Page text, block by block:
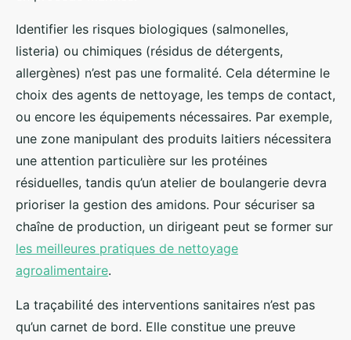
Identifier les risques biologiques (salmonelles,
listeria) ou chimiques (résidus de détergents,
allergènes) n’est pas une formalité. Cela détermine le
choix des agents de nettoyage, les temps de contact,
ou encore les équipements nécessaires. Par exemple,
une zone manipulant des produits laitiers nécessitera
une attention particulière sur les protéines
résiduelles, tandis qu’un atelier de boulangerie devra
prioriser la gestion des amidons. Pour sécuriser sa
chaîne de production, un dirigeant peut se former sur
les meilleures pratiques de nettoyage
agroalimentaire.
La traçabilité des interventions sanitaires n’est pas
qu’un carnet de bord. Elle constitue une preuve